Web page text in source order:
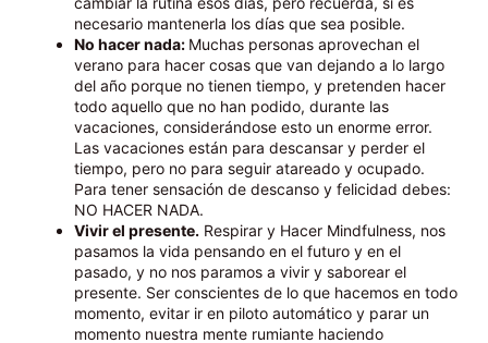
necesario mantenerla los días que sea posible.
No hacer nada: Muchas personas aprovechan el
verano para hacer cosas que van dejando a lo largo
del año porque no tienen tiempo, y pretenden hacer
todo aquello que no han podido, durante las
vacaciones, considerándose esto un enorme error.
Las vacaciones están para descansar y perder el
tiempo, pero no para seguir atareado y ocupado.
Para tener sensación de descanso y felicidad debes:
NO HACER NADA.
Vivir el presente. Respirar y Hacer Mindfulness, nos
pasamos la vida pensando en el futuro y en el
pasado, y no nos paramos a vivir y saborear el
presente. Ser conscientes de lo que hacemos en todo
momento, evitar ir en piloto automático y parar un
momento nuestra mente rumiante haciendo